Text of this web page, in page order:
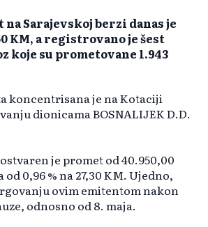
Sarajevskoj berzi danas je
KM, a registrovano je šest
koje su prometovane 1.943
koncentrisana je na Kotaciji
dionicama BOSNALIJEK D.D.
je promet od 40.950,00
0,96 % na 27,30 KM. Ujedno,
ovim emitentom nakon
odnosno od 8. maja.